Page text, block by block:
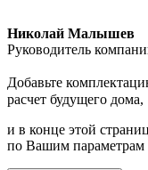
Николай Малышев
Руководитель
Добавьте
расчет будущего дома,
и в конце этой
по Вашим параметрам